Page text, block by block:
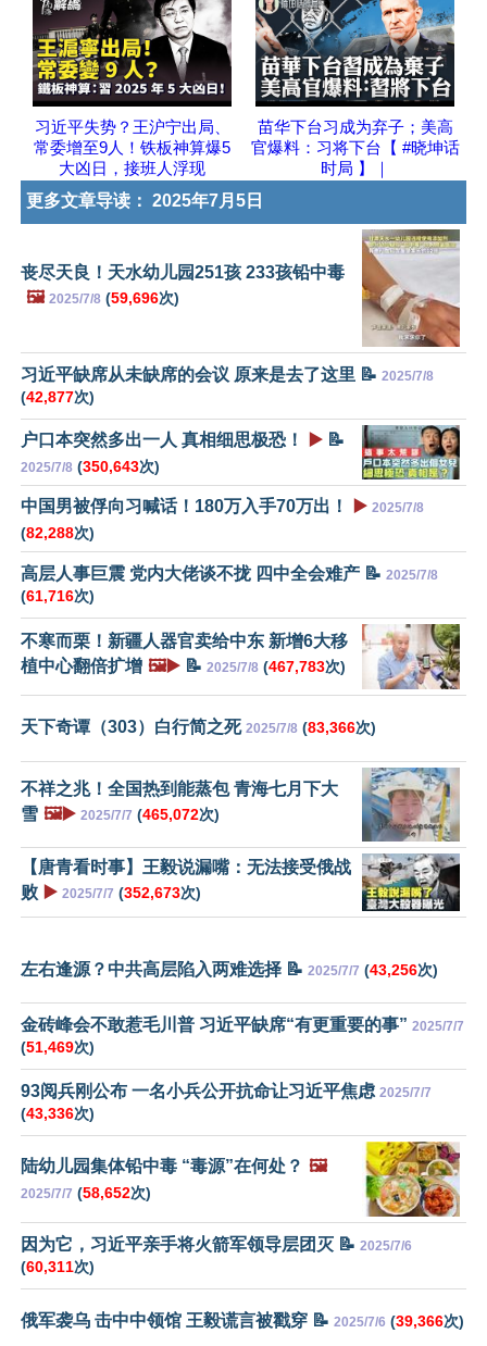
习近平失势？王沪宁出局、
常委增至9人！铁板神算爆5
大凶日，接班人浮现
苗华下台习成为弃子；美高
官爆料：习将下台【 #晓坤话
时局 】｜
更多文章导读： 2025年7月5日
丧尽天良！天水幼儿园251孩 233孩铅中毒
🖼️ 2025/7/8 (59,696次)
习近平缺席从未缺席的会议 原来是去了这里 📝 2025/7/8
(42,877次)
户口本突然多出一人 真相细思极恐！ ▶️ 📝
2025/7/8 (350,643次)
中国男被俘向习喊话！180万入手70万出！ ▶️ 2025/7/8
(82,288次)
高层人事巨震 党内大佬谈不拢 四中全会难产 📝 2025/7/8
(61,716次)
不寒而栗！新疆人器官卖给中东 新增6大移
植中心翻倍扩增 🖼️▶️ 📝 2025/7/8 (467,783次)
天下奇谭（303）白行简之死 2025/7/8 (83,366次)
不祥之兆！全国热到能蒸包 青海七月下大
雪 🖼️▶️ 2025/7/7 (465,072次)
【唐青看时事】王毅说漏嘴：无法接受俄战
败 ▶️ 2025/7/7 (352,673次)
左右逢源？中共高层陷入两难选择 📝 2025/7/7 (43,256次)
金砖峰会不敢惹毛川普 习近平缺席“有更重要的事” 2025/7/7
(51,469次)
93阅兵刚公布 一名小兵公开抗命让习近平焦虑 2025/7/7
(43,336次)
陆幼儿园集体铅中毒 “毒源”在何处？ 🖼️
2025/7/7 (58,652次)
因为它，习近平亲手将火箭军领导层团灭 📝 2025/7/6
(60,311次)
俄军袭乌 击中中领馆 王毅谎言被戳穿 📝 2025/7/6 (39,366次)